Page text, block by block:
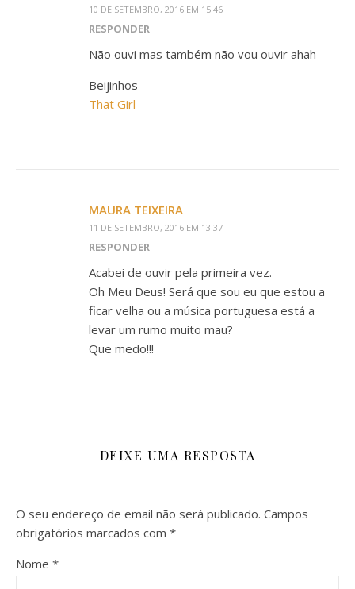
10 DE SETEMBRO, 2016 EM 15:46
RESPONDER
Não ouvi mas também não vou ouvir ahah
Beijinhos
That Girl
MAURA TEIXEIRA
11 DE SETEMBRO, 2016 EM 13:37
RESPONDER
Acabei de ouvir pela primeira vez.
Oh Meu Deus! Será que sou eu que estou a
ficar velha ou a música portuguesa está a
levar um rumo muito mau?
Que medo!!!
DEIXE UMA RESPOSTA
O seu endereço de email não será publicado. Campos
obrigatórios marcados com *
Nome *